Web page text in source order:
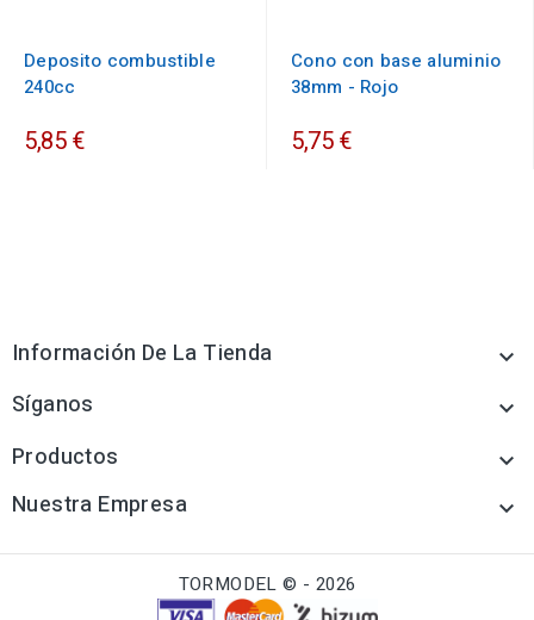
Deposito combustible
240cc
5,85 €
Cono con base aluminio
38mm - Rojo
5,75 €
Información De La Tienda 
Síganos 
Productos 
Nuestra Empresa 
TORMODEL © - 2026